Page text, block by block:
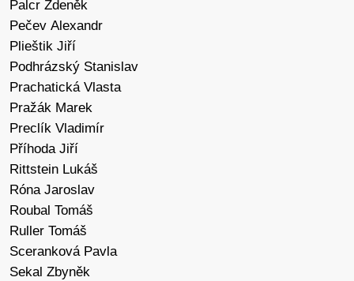
Palcr Zdeněk
Pečev Alexandr
Plieštik Jiří
Podhrázský Stanislav
Prachatická Vlasta
Pražák Marek
Preclík Vladimír
Příhoda Jiří
Rittstein Lukáš
Róna Jaroslav
Roubal Tomáš
Ruller Tomáš
Sceranková Pavla
Sekal Zbyněk